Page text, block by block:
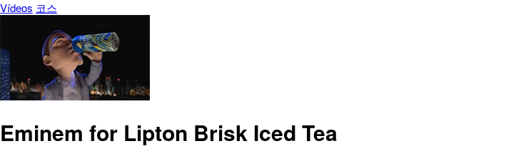
Vídeos 코스
Eminem for Lipton Brisk Iced Tea